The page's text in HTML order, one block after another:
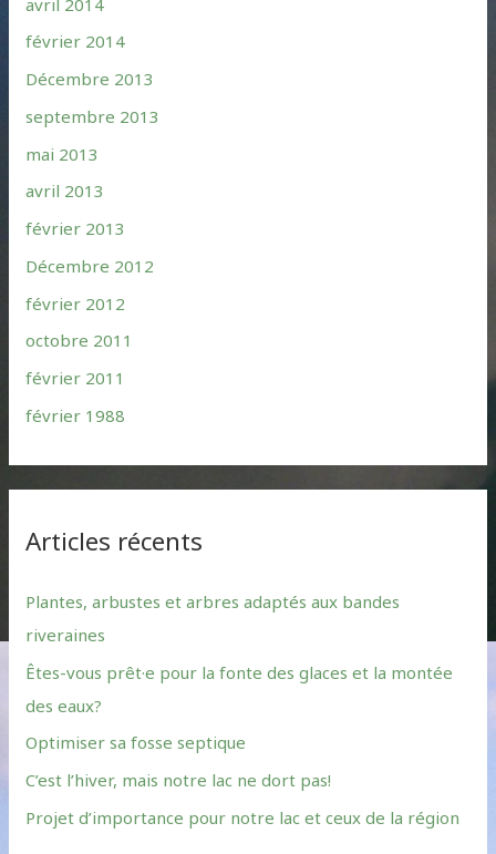
février 2014
Décembre 2013
septembre 2013
mai 2013
avril 2013
février 2013
Décembre 2012
février 2012
octobre 2011
février 2011
février 1988
Articles récents
Plantes, arbustes et arbres adaptés aux bandes
riveraines
Êtes-vous prêt·e pour la fonte des glaces et la montée
des eaux?
Optimiser sa fosse septique
C’est l’hiver, mais notre lac ne dort pas!
Projet d’importance pour notre lac et ceux de la région